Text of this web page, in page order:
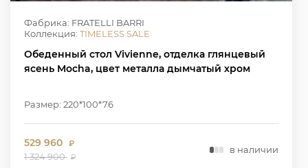
Фабрика: FRATELLI BARRI
Коллекция: TIMELESS SALE
Обеденный стол Vivienne, отделка глянцевый
ясень Mocha, цвет металла дымчатый хром
Размер: 220*100*76
529 960 ₽
1 324 900 ₽
в наличии